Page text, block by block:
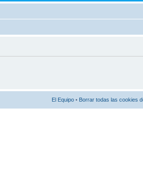
El Equipo • Borrar todas las cookies